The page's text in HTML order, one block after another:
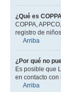
¿Qué es
COPPA,
registro de
Arriba
¿Por qué no
Es posible que
en contacto con
Arriba